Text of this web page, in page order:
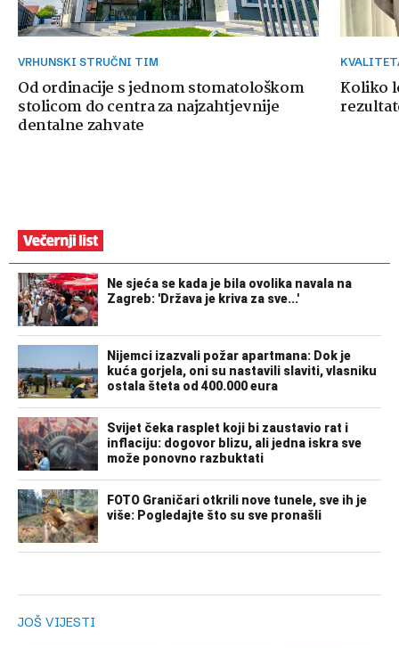
VRHUNSKI STRUČNI TIM
Od ordinacije s jednom stomatološkom
stolicom do centra za najzahtjevnije
dentalne zahvate
Koliko
JOŠ VIJESTI